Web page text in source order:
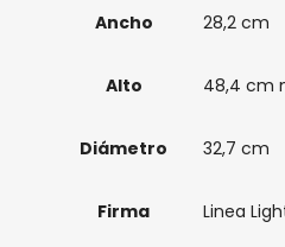
Ancho 28,2 cm
Alto 48,4 cm
Diámetro 32,7 cm
Firma Linea